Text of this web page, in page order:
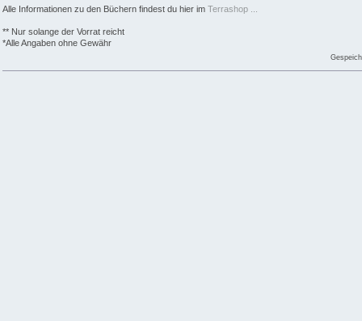
Alle Informationen zu den Büchern findest du hier im Terrashop ...
** Nur solange der Vorrat reicht
*Alle Angaben ohne Gewähr